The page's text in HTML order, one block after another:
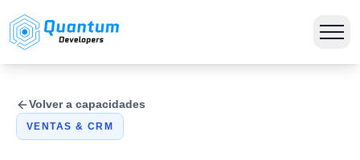
Volver a capacidades
VENTAS & CRM